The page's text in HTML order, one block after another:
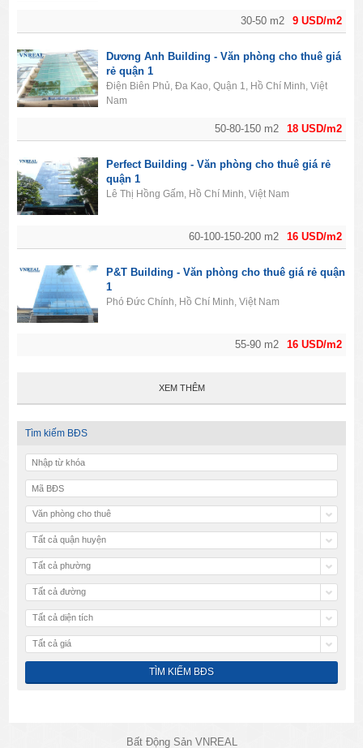
9 USD/m2
30-50 m2
18 USD/m2
50-80-150 m2
Dương Anh Building - Văn phòng cho thuê giá
rẻ quận 1
Điện Biên Phủ, Đa Kao, Quận 1, Hồ Chí Minh, Việt
Nam
16 USD/m2
60-100-150-200 m2
Perfect Building - Văn phòng cho thuê giá rẻ
quận 1
Lê Thị Hồng Gấm, Hồ Chí Minh, Việt Nam
16 USD/m2
55-90 m2
P&T Building - Văn phòng cho thuê giá rẻ quận
1
Phó Đức Chính, Hồ Chí Minh, Việt Nam
XEM THÊM
Tìm kiếm BĐS
Văn phòng cho thuê
Tất cả quận huyện
Tất cả phường
Tất cả đường
Tất cả diện tích
Tất cả giá
Bất Động Sản VNREAL